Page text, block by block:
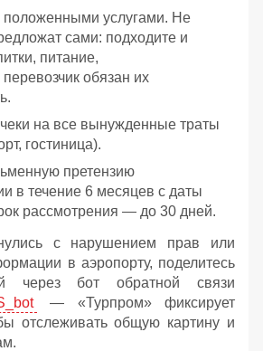
положенными услугами. Не
сами: подходите и
питание,
обязан их
на все вынужденные траты
гостиница).
претензию
в течение 6 месяцев с даты
рассмотрения — до 30 дней.
с нарушением прав или
в аэропорту, поделитесь
через бот обратной связи
— «Турпром» фиксирует
отслеживать общую картину и